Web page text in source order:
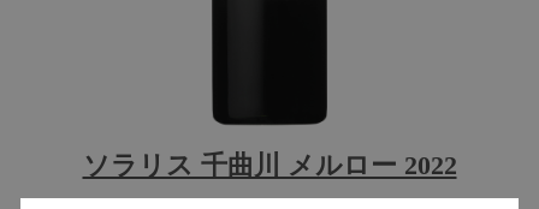
ソラリス 千曲川 メルロー 2022